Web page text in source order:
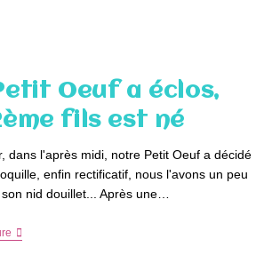
Oeuf a éclos,
fils est né
dans l'après midi, notre Petit Oeuf a décidé
enfin rectificatif, nous l'avons un peu
nid douillet... Après une…
Notre